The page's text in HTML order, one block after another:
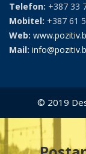
Telefon: +387 33
Mobitel: +387 61
Web:
Mail:
© 2019